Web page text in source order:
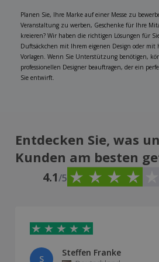
Planen Sie, Ihre Marke auf einer Messe zu
Veranstaltung zu werben, Geschenke für Ihre
kreieren? Wir haben die richtigen Lösungen für
Duftsäckchen mit Ihrem eigenen Design oder mit
Vorlagen. Wenn Sie Unterstützung benötigen,
professionellen Designer beauftragen, der ein
Sie entwirft.
Entdecken Sie, was
Kunden am besten
4.1/5
S
Steffen Franke